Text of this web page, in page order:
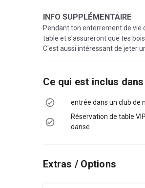
INFO SUPPLÉMENTAIRE
Pendant ton enterrement de vie
table et s'assureront que tes
C'est aussi intéressant de jeter
Ce qui est inclus dans
entrée dans un club de
Réservation de table
danse
Extras / Options